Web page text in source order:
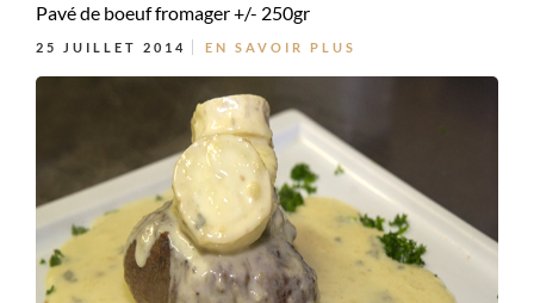
Pavé de boeuf fromager +/- 250gr
25 JUILLET 2014 EN SAVOIR PLUS